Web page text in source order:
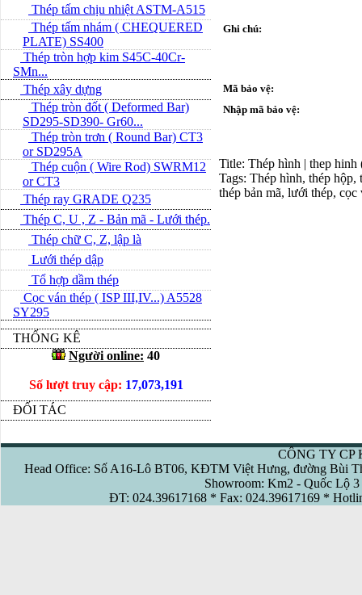
Thép tấm chịu nhiệt ASTM-A515
Thép tấm nhám ( CHEQUERED
PLATE) SS400
Thép tròn hợp kim S45C-40Cr-
SMn...
Thép xây dựng
Thép tròn đốt ( Deformed Bar)
SD295-SD390- Gr60...
Thép tròn trơn ( Round Bar) CT3
or SD295A
Thép cuộn ( Wire Rod) SWRM12
or CT3
Thép ray GRADE Q235
Thép C, U , Z - Bản mã - L­ưới thép.
Thép chữ C, Z, lập là
Lưới thép dập
Tổ hợp dầm thép
Cọc ván thép ( ISP III,IV...) A5528
SY295
THỐNG KÊ
Người online: 40
Số lượt truy cập: 17,073,191
ĐỐI TÁC
Ghi chú:
Mã bảo vệ:
Nhập mã bảo vệ:
Title: Thép hình | thep
Tags: Thép hình, thép hộp,
thép bản mã, lưới thép, cọc
CÔNG TY CP
Head Office: Số A16-Lô BT06, KĐTM Việt Hưng, đường Bùi
Showroom: Km2 - Quốc Lộ
ĐT: 024.39617168 * Fax: 024.39617169 *